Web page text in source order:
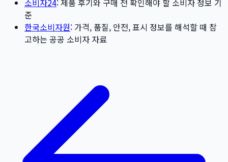
준
한국소비자원: 가격, 품질, 안전, 표시 정보를 해석할 때 참
고하는 공공 소비자 자료